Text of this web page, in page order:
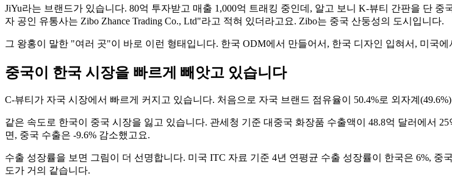
JiYu라는 브랜드가 있습니다. 80억 투자받고 매출 1,000억 트래킹 중인데, 알고 보니 K-뷰티 간판을 단
자 공인 유통사는 Zibo Zhance Trading Co., Ltd"라고 적혀 있더라고요. Zibo는 중국 산둥성의 도시입니다.
그 왕홍이 말한 "여러 곳"이 바로 이런 형태입니다. 한국 ODM에서 만들어서, 한국 디자인 입혀서, 미국
중국이 한국 시장을 빠르게 빼앗고 있습니다
C-뷰티가 자국 시장에서 빠르게 커지고 있습니다. 처음으로 자국 브랜드 점유율이 50.4%로 외자계
같은 속도로 한국이 중국 시장을 잃고 있습니다. 관세청 기준 대중국 화장품 수출액이 48.8억 달러에서
면, 중국 수출은 -9.6% 감소했고요.
수출 성장률을 보면 그림이 더 선명합니다. 미국 ITC 자료 기준 4년 연평균 수출 성장률이 한국은 6%,
도가 거의 같습니다.